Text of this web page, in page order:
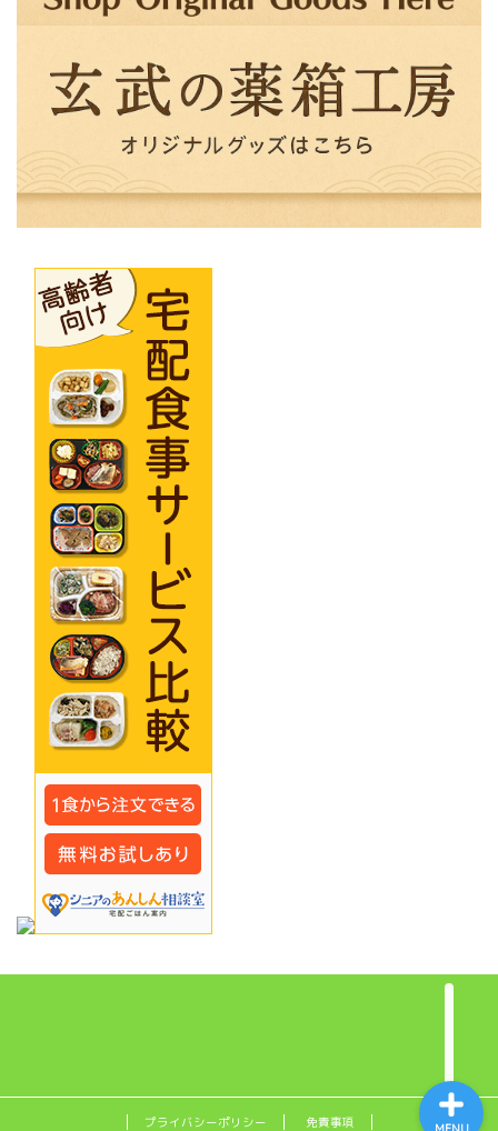
プライバシーポリシー 免責事項
漢方ブログ「玄武の薬箱」